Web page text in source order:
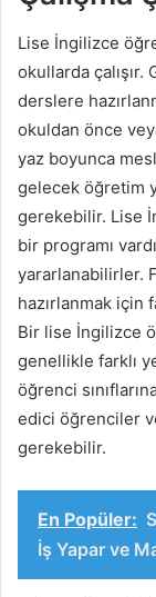
Lise İngilizce
okullarda çalışır.
derslere
okuldan önce
yaz boyunca
gelecek öğretim
gerekebilir. Lise
bir programı
yararlanabilirler.
hazırlanmak için
Bir lise İngilizce
genellikle farklı
öğrenci
edici öğrenciler
gerekebilir.
En Popüler:
İş Yapar ve